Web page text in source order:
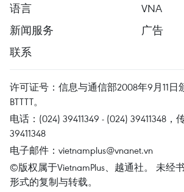
语言
VNA
新闻服务
广告
联系
许可证号：信息与通信部2008年9月11日
BTTTT。
电话：(024) 39411349 - (024) 39411348，
39411348
电子邮件： vietnamplus@vnanet.vn
©版权属于VietnamPlus、越通社。 未经
形式的复制与转载。